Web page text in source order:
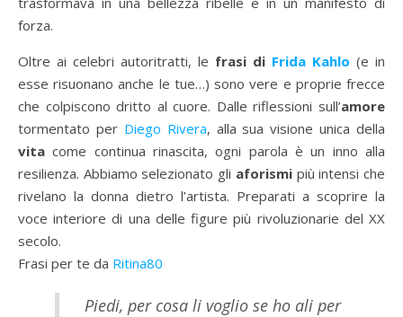
forza.
Oltre ai celebri autoritratti, le frasi di Frida Kahlo (e in
esse risuonano anche le tue…) sono vere e proprie frecce
che colpiscono dritto al cuore. Dalle riflessioni sull’amore
tormentato per Diego Rivera, alla sua visione unica della
vita come continua rinascita, ogni parola è un inno alla
resilienza. Abbiamo selezionato gli aforismipiù intensi che
rivelano la donna dietro l’artista. Preparati a scoprire la
voce interiore di una delle figure più rivoluzionarie del XX
secolo.
Frasi per te da Ritina80
Piedi, per cosa li voglio se ho ali per